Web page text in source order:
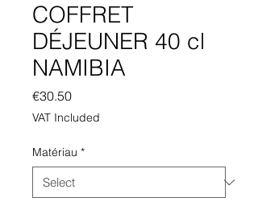
COFFRET
DÉJEUNER 40 cl
NAMIBIA
€30.50Price
VAT Included
Matériau *